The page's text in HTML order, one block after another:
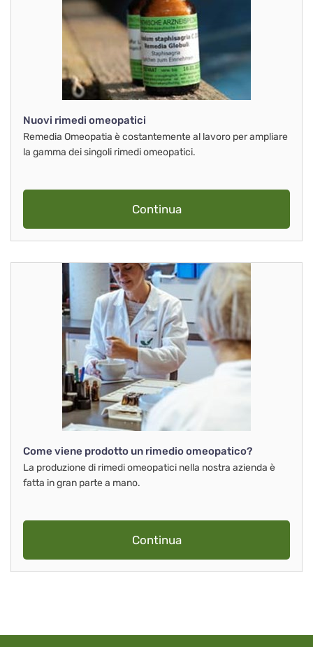
Nuovi rimedi omeopatici
Remedia Omeopatia è costantemente al lavoro per ampliare
la gamma dei singoli rimedi omeopatici.
Continua
Come viene prodotto un rimedio omeopatico?
La produzione di rimedi omeopatici nella nostra azienda è
fatta in gran parte a mano.
Continua